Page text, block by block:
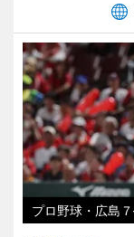
プロ野球・広島